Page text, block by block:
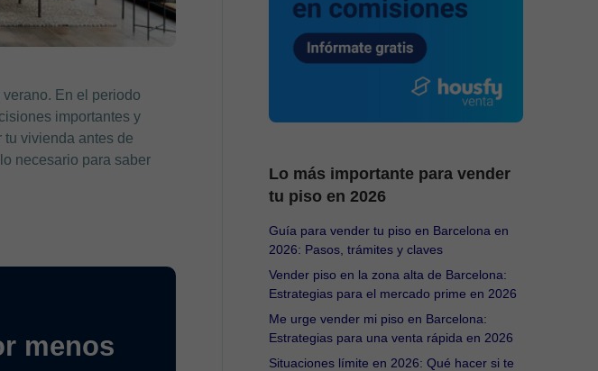
En el periodo
importantes y
tu vivienda antes de
necesario para saber
menos
Lo más importante para vender
tu piso en 2026
Guía para vender tu piso en Barcelona en
2026: Pasos, trámites y claves
Vender piso en la zona alta de Barcelona:
Estrategias para el mercado prime en 2026
Me urge vender mi piso en Barcelona:
Estrategias para una venta rápida en 2026
Situaciones límite en 2026: Qué hacer si te